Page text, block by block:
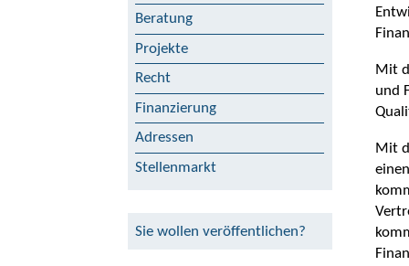
Beratung
Projekte
Recht
Finanzierung
Adressen
Stellenmarkt
Sie wollen veröffentlichen?
Mit
und
Mit